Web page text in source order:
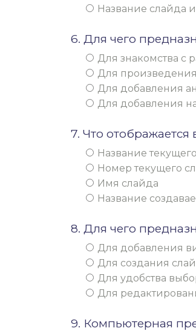
Название слайда
6. Для чего
Для знакомства с
Для
Для добавления
Для добавления
7. Что
Название
Номер текущего
Имя слайда
Название
8. Для чего
Для добавления
Для создания
Для удобства
Для
9. Компьютерная